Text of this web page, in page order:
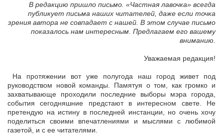
В редакцию пришло письмо. «Частная лавочка» всегда
публикует письма наших читателей, даже если точка
зрения автора не совпадает с нашей. В этом случае письмо
показалось нам интересным. Предлагаем его вашему
вниманию.
Уважаемая редакция!
На протяжении вот уже полугода наш город живет под
руководством новой команды. Памятуя о том, как громко и
захватывающе проходили последние выборы мэра города,
события сегодняшние предстают в интересном свете. Не
претендую на истину в последней инстанции, но очень хочу
поделиться своими впечатлениями и мыслями с любимой
газетой, и с ее читателями.